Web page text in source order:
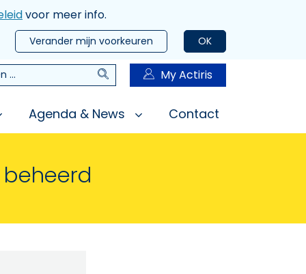
voor meer info.
OK
Verander mijn voorkeuren
Zoeken My Actiris
Agenda & News Contact